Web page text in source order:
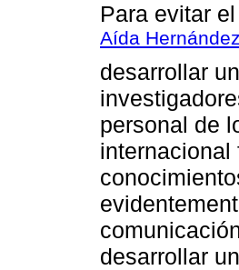
Para evitar
Aída
desarrollar
personal de
internacional
desarrollar